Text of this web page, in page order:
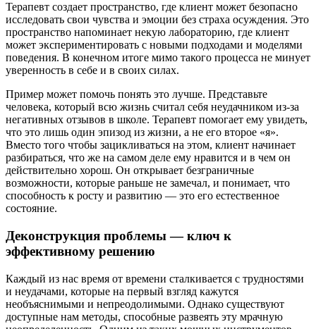
Терапевт создает пространство, где клиент может безопасно
исследовать свои чувства и эмоции без страха осуждения. Это
пространство напоминает некую лабораторию, где клиент
может экспериментировать с новыми подходами и моделями
поведения. В конечном итоге мимо такого процесса не минует
уверенность в себе и в своих силах.
Пример может помочь понять это лучше. Представьте
человека, который всю жизнь считал себя неудачником из-за
негативных отзывов в школе. Терапевт помогает ему увидеть,
что это лишь один эпизод из жизни, а не его второе «я».
Вместо того чтобы зацикливаться на этом, клиент начинает
разбираться, что же на самом деле ему нравится и в чем он
действительно хорош. Он открывает безграничные
возможности, которые раньше не замечал, и понимает, что
способность к росту и развитию — это его естественное
состояние.
Деконструкция проблемы — ключ к
эффективному решению
Каждый из нас время от времени сталкивается с трудностями
и неудачами, которые на первый взгляд кажутся
необъяснимыми и непреодолимыми. Однако существуют
доступные нам методы, способные развеять эту мрачную